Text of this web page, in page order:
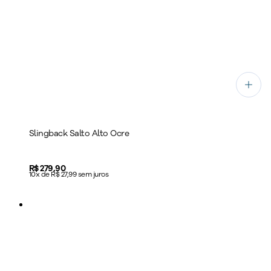
Slingback Salto Alto Ocre
Price:
R$ 279,90
10x de R$ 27,99 sem juros